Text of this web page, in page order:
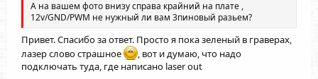
А на вашем фото внизу справа крайний на плате ,
12v/GND/PWM не нужный ли вам 3пиновый разьем?
Привет. Спасибо за ответ. Просто я пока зеленый в граверах,
лазер слово страшное
, вот и думаю, что надо
подключать туда, где написано laser out